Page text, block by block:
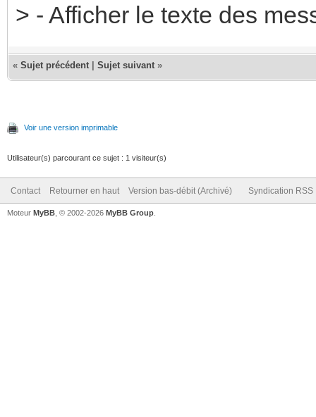
> - Afficher le texte des
« Sujet précédent Sujet suivant »
Voir une version imprimable
Utilisateur(s) parcourant ce sujet : 1 visiteur(s)
Contact Retourner en haut Version bas-débit (Archivé) Syndication RSS
Moteur MyBB , © 2002-2026 MyBB Group